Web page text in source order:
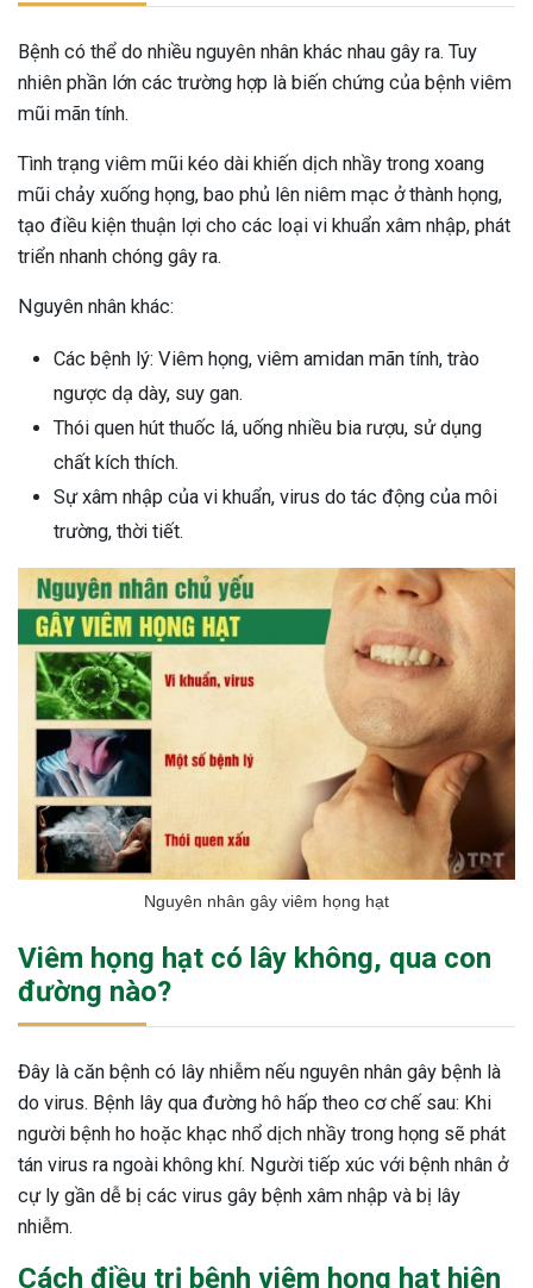
Bệnh có thể do nhiều nguyên nhân khác nhau gây ra. Tuy
nhiên phần lớn các trường hợp là biến chứng của bệnh viêm
mũi mãn tính.
Tình trạng viêm mũi kéo dài khiến dịch nhầy trong xoang
mũi chảy xuống họng, bao phủ lên niêm mạc ở thành họng,
tạo điều kiện thuận lợi cho các loại vi khuẩn xâm nhập, phát
triển nhanh chóng gây ra.
Nguyên nhân khác:
Các bệnh lý: Viêm họng, viêm amidan mãn tính, trào
ngược dạ dày, suy gan.
Thói quen hút thuốc lá, uống nhiều bia rượu, sử dụng
chất kích thích.
Sự xâm nhập của vi khuẩn, virus do tác động của môi
trường, thời tiết.
Nguyên nhân gây viêm họng hạt
Viêm họng hạt có lây không, qua con
đường nào?
Đây là căn bệnh có lây nhiễm nếu nguyên nhân gây bệnh là
do virus. Bệnh lây qua đường hô hấp theo cơ chế sau: Khi
người bệnh ho hoặc khạc nhổ dịch nhầy trong họng sẽ phát
tán virus ra ngoài không khí. Người tiếp xúc với bệnh nhân ở
cự ly gần dễ bị các virus gây bệnh xâm nhập và bị lây
nhiễm.
Cách điều trị bệnh viêm họng hạt hiện